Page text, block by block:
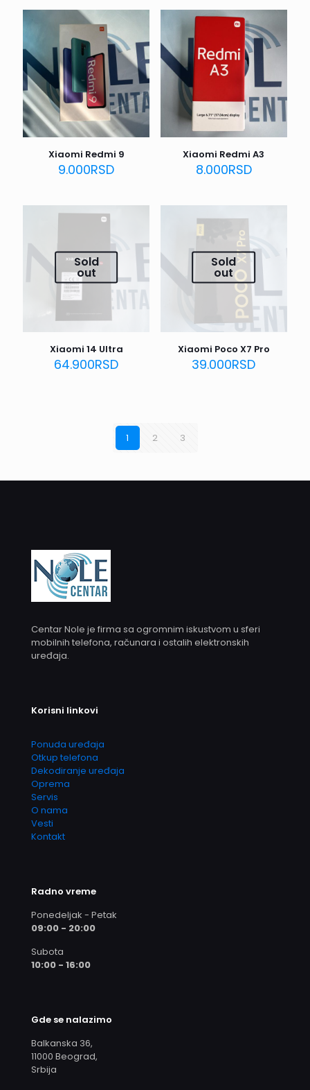
Xiaomi Redmi 9
9.000RSD
Xiaomi Redmi A3
8.000RSD
Sold
out
Xiaomi 14 Ultra
64.900RSD
Sold
out
Xiaomi Poco X7 Pro
39.000RSD
1 2 3
Centar Nole je firma sa ogromnim iskustvom u sferi
mobilnih telefona, računara i ostalih elektronskih
uređaja.
Korisni linkovi
Ponuda uređaja
Otkup telefona
Dekodiranje uređaja
Oprema
Servis
O nama
Vesti
Kontakt
Radno vreme
Ponedeljak - Petak
09:00 - 20:00
Subota
10:00 - 16:00
Gde se nalazimo
Balkanska 36,
11000 Beograd,
Srbija